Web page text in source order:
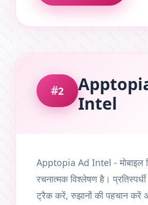
2
Intel
Apptopia Ad Intel - मोबाइल
रचनात्मक विश्लेषण है। प्रतिस्पर्धी
ट्रैक करें, रुझानों की पहचान